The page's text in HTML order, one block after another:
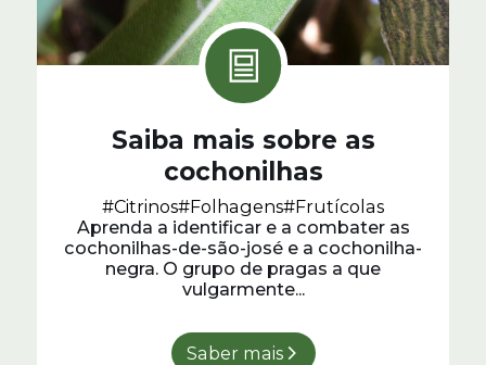
Saiba mais sobre as
cochonilhas
#Citrinos#Folhagens#Frutícolas
Aprenda a identificar e a combater as
cochonilhas-de-são-josé e a cochonilha-
negra. O grupo de pragas a que
vulgarmente...
Saber mais